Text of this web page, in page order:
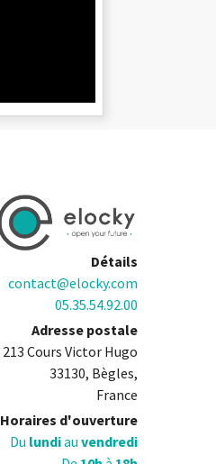
Détails
contact@elocky.com
05.35.54.92.00
Adresse postale
213 Cours Victor Hugo
33130, Bègles,
France
Horaires d'ouverture
Du lundiau vendredi